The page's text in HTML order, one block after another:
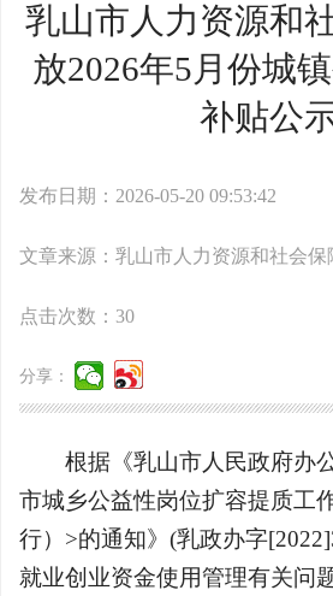
乳山市人力资源和
放2026年5月份城
补贴公
发布日期：2026-05-20 09:53:42
文章来源：乳山市人力资源和社会保
点击次数： 30
分享：
根据《乳山市人民政府办
市城乡公益性岗位扩容提质工
行）>的通知》(乳政办字
就业创业资金使用管理有关问